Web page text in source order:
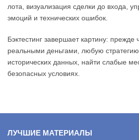
лота, визуализация сделки до входа,
эмоций и технических ошибок.
Бэктестинг завершает картину: прежде
реальными деньгами, любую
исторических данных, найти слабые
безопасных условиях.
ЛУЧШИЕ МАТЕРИАЛЫ